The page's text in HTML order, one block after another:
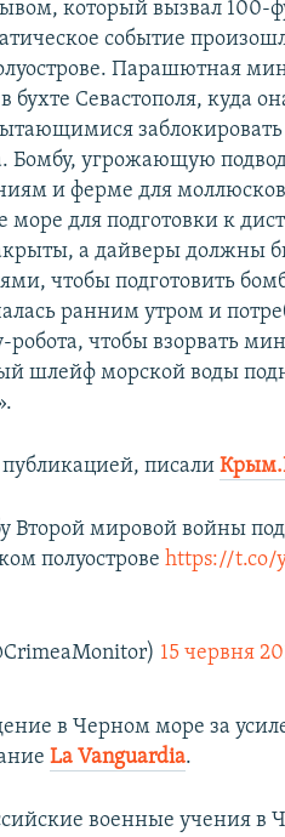
который вызвал 100-
событие
Парашютная
бухте Севастополя, куда
заблокировать
Бомбу, угрожающую
и ферме для
море для подготовки к
а дайверы должны
чтобы подготовить
ранним утром и
чтобы взорвать
шлейф морской воды
писали
Второй мировой войны
полуостровеhttps://t.co/
15 червня
в Черном море за
La Vanguardia.
военные учения в